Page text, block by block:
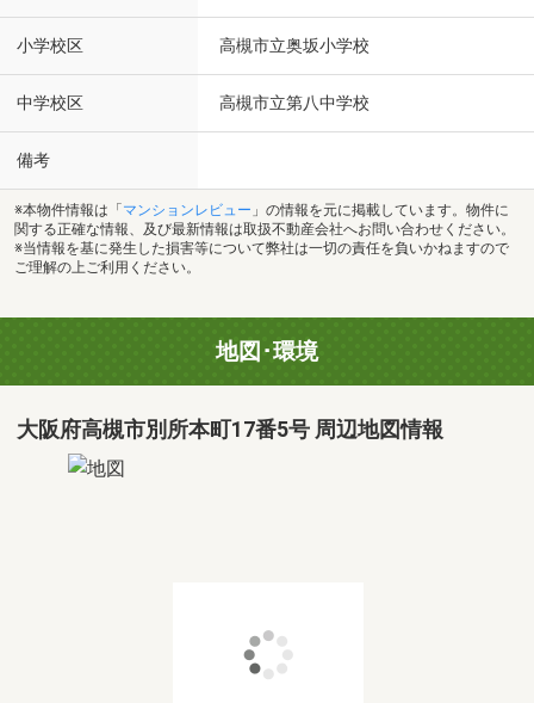
小学校区 高槻市立奥坂小学校
中学校区 高槻市立第八中学校
備考
※本物件情報は「 マンションレビュー 」の情報を元に掲載しています。物件に
関する正確な情報、及び最新情報は取扱不動産会社へお問い合わせください。
※当情報を基に発生した損害等について弊社は一切の責任を負いかねますので
ご理解の上ご利用ください。
地図･環境
大阪府高槻市別所本町17番5号 周辺地図情報